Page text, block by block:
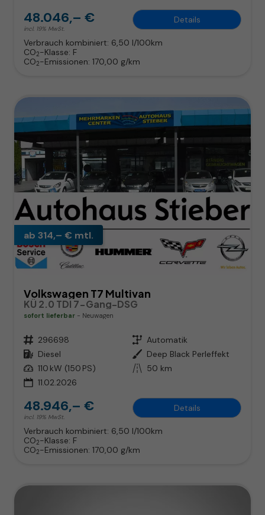
48.046,– €
incl. 19% MwSt.
Details
Verbrauch kombiniert: 6,50 l/100km
CO2-Klasse: F
CO2-Emissionen: 170,00 g/km
ab 314,– € mtl.
Volkswagen T7 Multivan
KÜ 2.0 TDI 7-Gang-DSG
sofort lieferbar Neuwagen
Fahrzeugnr. 296698 Getriebe Automatik
Kraftstoff Diesel Außenfarbe Deep Black Perleffekt
Leistung 110 kW (150 PS) Kilometerstand 50 km
11.02.2026
48.946,– €
incl. 19% MwSt.
Details
Verbrauch kombiniert: 6,50 l/100km
CO2-Klasse: F
CO2-Emissionen: 170,00 g/km